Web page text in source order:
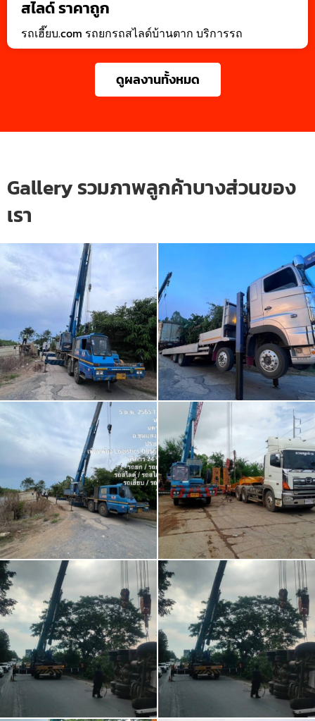
สไลด์ ราคาถูก
รถเฮี๊ยบ.com รถยกรถสไลด์บ้านตาก บริการรถ
ดูผลงานทั้งหมด
Gallery รวมภาพลูกค้าบางส่วนของ
เรา